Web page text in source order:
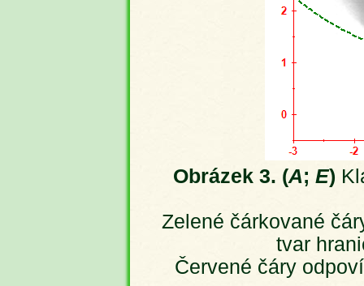
Obrázek 3. (A; E)
Zelené čárkované
tvar
Červené čáry